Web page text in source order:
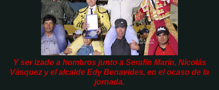
Y ser izado a hombros junto a Serafín Marín, Nicolás
Vásquez y el alcalde Edy Benavides, en el ocaso de la
jornada.